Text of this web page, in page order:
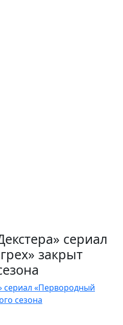
сериал
закрыт
сериал «Первородный
сезона